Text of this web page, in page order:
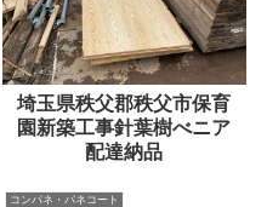
埼玉県秩父郡秩父市保育
園新築工事針葉樹べニア
配達納品
コンパネ・パネコート